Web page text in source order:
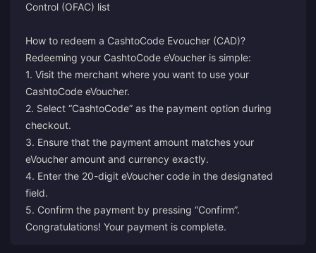
Control (OFAC) list
How to redeem a CashtoCode Evoucher (CAD)?
Redeeming your CashtoCode eVoucher is simple:
1. Visit the merchant where you want to use your
CashtoCode eVoucher.
2. Select “CashtoCode” as the payment option during
checkout.
3. Ensure that the payment amount matches your
eVoucher amount and currency exactly.
4. Enter the 20-digit eVoucher code in the designated
field.
5. Confirm the payment by pressing “Confirm”.
Congratulations! Your payment is complete.